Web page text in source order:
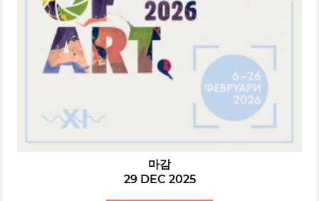
마감
29 DEC 2025